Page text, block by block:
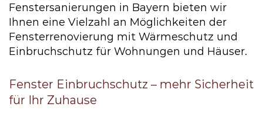
Fenstersanierungen in Bayern bieten wir
Ihnen eine Vielzahl an Möglichkeiten der
Fensterrenovierung mit Wärmeschutz und
Einbruchschutz für Wohnungen und Häuser.
Fenster Einbruchschutz – mehr Sicherheit
für Ihr Zuhause